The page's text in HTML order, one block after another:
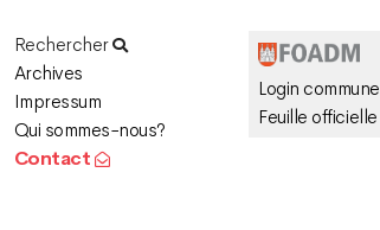
Rechercher
Archives
Impressum
Qui sommes-nous?
Contact
Login commune
Feuille officielle